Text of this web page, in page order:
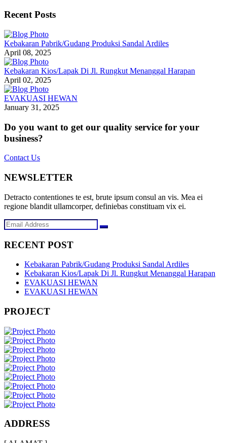
Recent Posts
Kebakaran Pabrik/Gudang Produksi Sandal Ardiles
April 08, 2025
Kebakaran Kios/Lapak Di Jl. Rungkut Menanggal Harapan
April 02, 2025
EVAKUASI HEWAN
January 31, 2025
Do you want to get our quality service for your
business?
Contact Us
NEWSLETTER
Detracto contentiones te est, brute ipsum consul an vis. Mea ei
regione blandit ullamcorper, definiebas constituam vix ei.
RECENT POST
Kebakaran Pabrik/Gudang Produksi Sandal Ardiles
Kebakaran Kios/Lapak Di Jl. Rungkut Menanggal Harapan
EVAKUASI HEWAN
EVAKUASI HEWAN
PROJECT
ADDRESS